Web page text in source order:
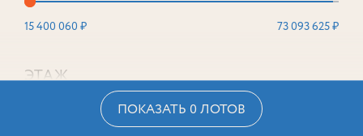
15 400 060 ₽ 73 093 625 ₽
ЭТАЖ
ПОКАЗАТЬ 0 ЛОТОВ